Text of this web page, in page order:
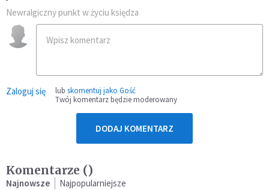
Newralgiczny punkt w życiu księdza
Zaloguj się lub skomentuj jako Gość
Twój komentarz będzie moderowany
DODAJ KOMENTARZ
Komentarze ()
Najnowsze Najpopularniejsze